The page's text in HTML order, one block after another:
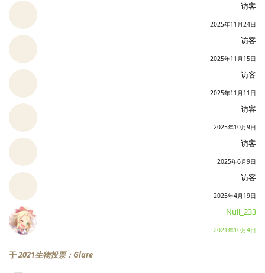
访客
2025年11月24日
访客
2025年11月15日
访客
2025年11月11日
访客
2025年10月9日
访客
2025年6月9日
访客
2025年4月19日
Null_233
2021年10月4日
于2021生物投票：Glare